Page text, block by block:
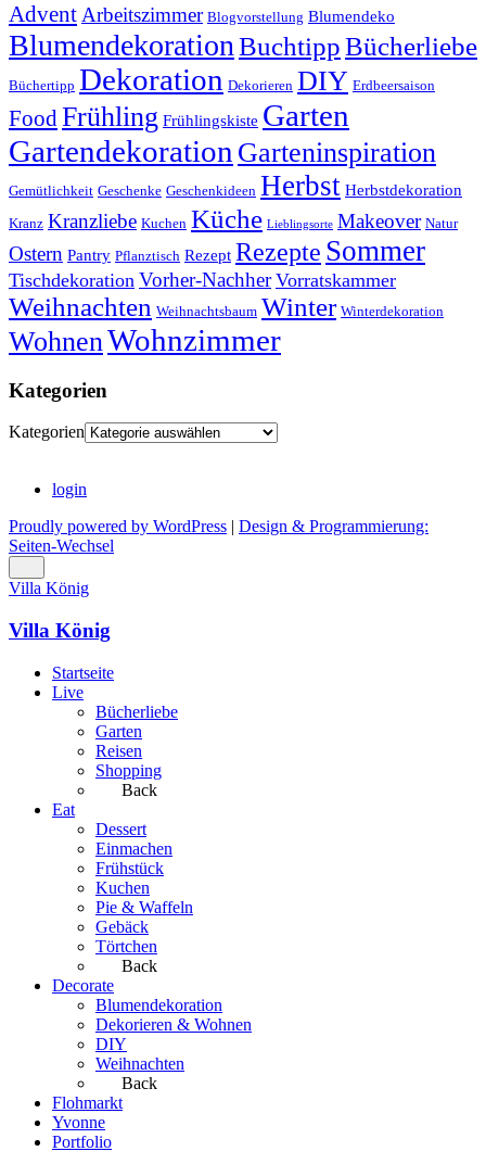
Advent Arbeitszimmer Blogvorstellung Blumendeko
Blumendekoration BuchtippBücherliebe
Büchertipp Dekoration Dekorieren DIY Erdbeersaison
FoodFrühling Frühlingskiste Garten
Gartendekoration Garteninspiration
Gemütlichkeit Geschenke Geschenkideen Herbst Herbstdekoration
Kranz Kranzliebe Kuchen Küche Lieblingsorte Makeover Natur
Ostern Pantry Pflanztisch Rezept Rezepte Sommer
Tischdekoration Vorher-Nachher Vorratskammer
Weihnachten Weihnachtsbaum Winter Winterdekoration
WohnenWohnzimmer
Kategorien
Kategorien
login
Proudly powered by WordPress
Design & Programmierung:
Seiten-Wechsel
Villa König
Villa König
Startseite
Live
Bücherliebe
Garten
Reisen
Shopping
Back
Eat
Dessert
Einmachen
Frühstück
Kuchen
Pie & Waffeln
Gebäck
Törtchen
Back
Decorate
Blumendekoration
Dekorieren & Wohnen
DIY
Weihnachten
Back
Flohmarkt
Yvonne
Portfolio